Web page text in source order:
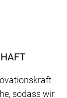
sodass wir